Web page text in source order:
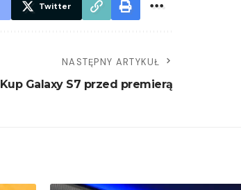
Twitter
NASTĘPNY ARTYKUŁ
Kup Galaxy S7 przed premierą